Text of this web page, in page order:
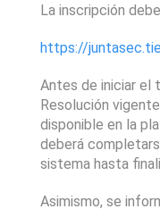
La inscripción
https://
Antes de iniciar el
Resolución
disponible en la
deberá
sistema hasta
Asimismo, se